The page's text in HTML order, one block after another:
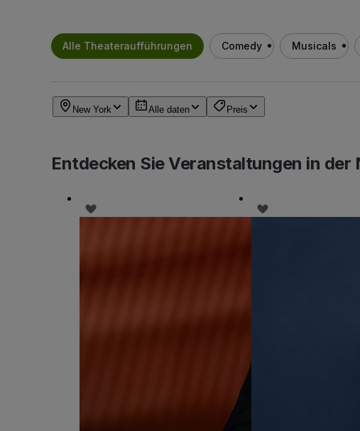
Alle Theateraufführungen Comedy Musicals
New York Alle daten Preis
Entdecken Sie Veranstaltungen in der